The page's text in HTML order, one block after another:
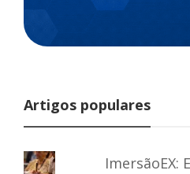
Artigos populares
ImersãoEX: